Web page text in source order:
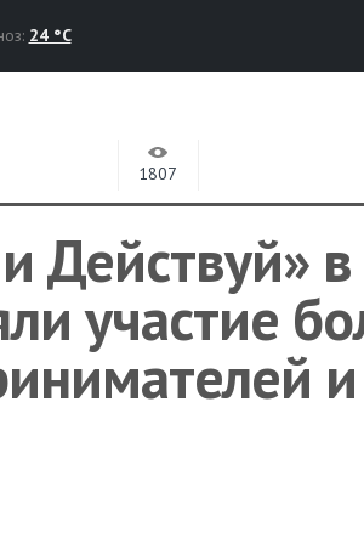
24 °C
1807
Действуй» в
участие
и